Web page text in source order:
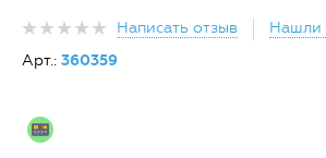
Написать отзыв
Нашли
Арт.: 360359